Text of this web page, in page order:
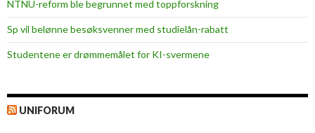
NTNU-reform ble begrunnet med toppforskning
Sp vil belønne besøksvenner med studielån-rabatt
Studentene er drømmemålet for KI-svermene
UNIFORUM